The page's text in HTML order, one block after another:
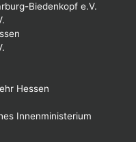
Biedenkopf e.V.
Hessen
Innenministerium